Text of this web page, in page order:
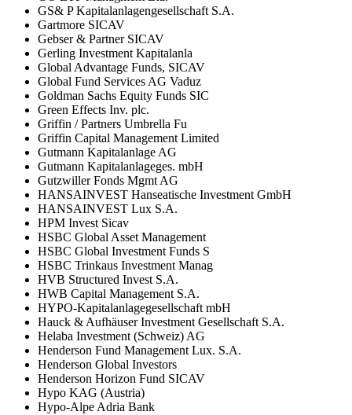
GS& P Kapitalanlagengesellschaft S.A.
Gartmore SICAV
Gebser & Partner SICAV
Gerling Investment Kapitalanla
Global Advantage Funds, SICAV
Global Fund Services AG Vaduz
Goldman Sachs Equity Funds SIC
Green Effects Inv. plc.
Griffin / Partners Umbrella Fu
Griffin Capital Management Limited
Gutmann Kapitalanlage AG
Gutmann Kapitalanlageges. mbH
Gutzwiller Fonds Mgmt AG
HANSAINVEST Hanseatische Investment GmbH
HANSAINVEST Lux S.A.
HPM Invest Sicav
HSBC Global Asset Management
HSBC Global Investment Funds S
HSBC Trinkaus Investment Manag
HVB Structured Invest S.A.
HWB Capital Management S.A.
HYPO-Kapitalanlagegesellschaft mbH
Hauck & Aufhäuser Investment Gesellschaft S.A.
Helaba Investment (Schweiz) AG
Henderson Fund Management Lux. S.A.
Henderson Global Investors
Henderson Horizon Fund SICAV
Hypo KAG (Austria)
Hypo-Alpe Adria Bank